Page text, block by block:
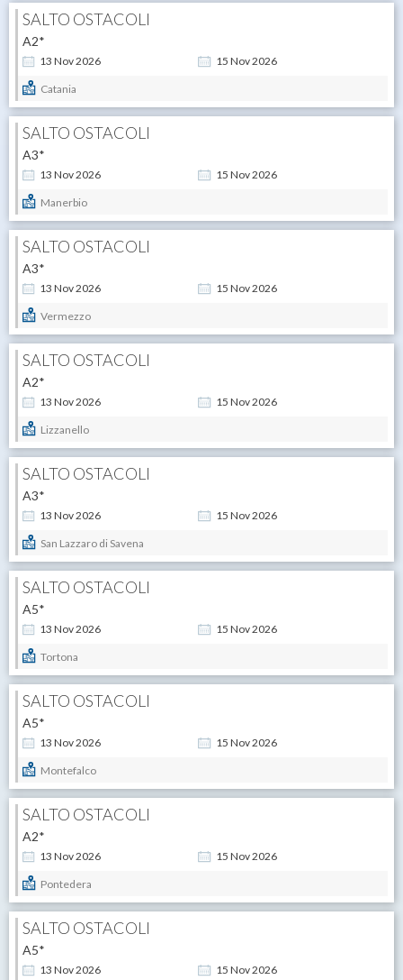
SALTO OSTACOLI
13 Nov2026 15 Nov2026
A2*
Catania
SALTO OSTACOLI
13 Nov2026 15 Nov2026
A3*
Manerbio
SALTO OSTACOLI
13 Nov2026 15 Nov2026
A3*
Vermezzo
SALTO OSTACOLI
13 Nov2026 15 Nov2026
A2*
Lizzanello
SALTO OSTACOLI
13 Nov2026 15 Nov2026
A3*
San Lazzaro di Savena
SALTO OSTACOLI
13 Nov2026 15 Nov2026
A5*
Tortona
SALTO OSTACOLI
13 Nov2026 15 Nov2026
A5*
Montefalco
SALTO OSTACOLI
13 Nov2026 15 Nov2026
A2*
Pontedera
SALTO OSTACOLI
13 Nov2026 15 Nov2026
A5*